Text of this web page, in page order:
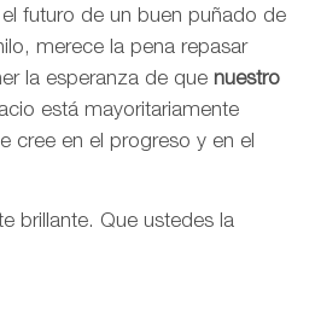
futuro de un buen puñado de
merece la pena repasar
la esperanza de que nuestro
está mayoritariamente
cree en el progreso y en el
brillante. Que ustedes la